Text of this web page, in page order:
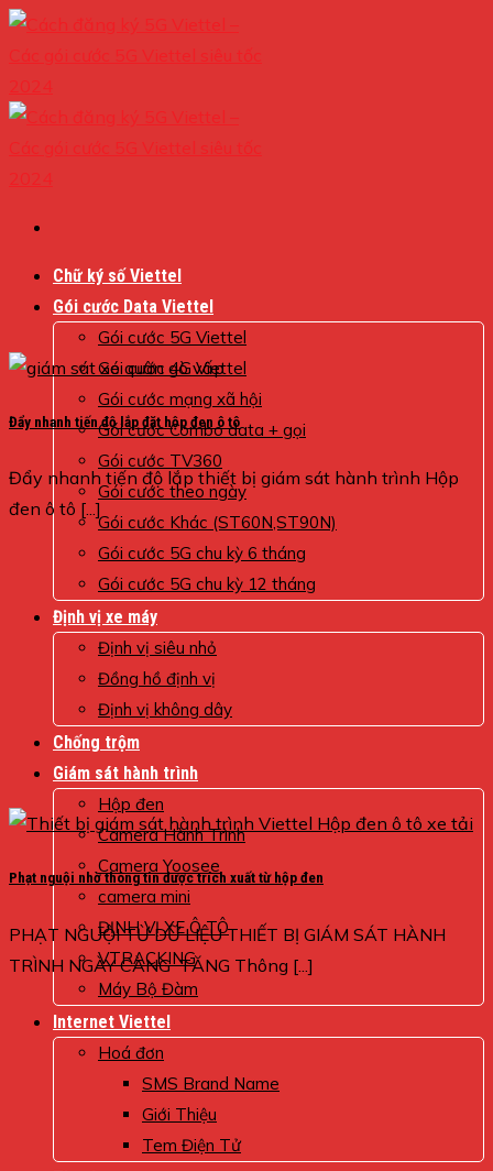
Skip
to
content
Chữ ký số Viettel
Gói cước Data Viettel
Gói cước 5G Viettel
Gói cước 4G Viettel
Gói cước mạng xã hội
Gói cước Combo data + gọi
Gói cước TV360
Gói cước theo ngày
Gói cước Khác (ST60N,ST90N)
Gói cước 5G chu kỳ 6 tháng
Gói cước 5G chu kỳ 12 tháng
Định vị xe máy
Định vị siêu nhỏ
Đồng hồ định vị
Định vị không dây
Chống trộm
Giám sát hành trình
Hộp đen
Camera Hành Trình
Camera Yoosee
camera mini
ĐỊNH VỊ XE Ô TÔ
VTRACKING
Máy Bộ Đàm
Internet Viettel
Hoá đơn
SMS Brand Name
Giới Thiệu
Tem Điện Tử
Đẩy nhanh tiến độ lắp đặt hộp đen ô tô
Đẩy nhanh tiến độ lắp thiết bị giám sát hành trình Hộp
đen ô tô [...]
Phạt nguội nhờ thông tin được trích xuất từ hộp đen
PHẠT NGUỘI TỪ DỮ LIỆU THIẾT BỊ GIÁM SÁT HÀNH
TRÌNH NGÀY CÀNG TĂNG Thông [...]